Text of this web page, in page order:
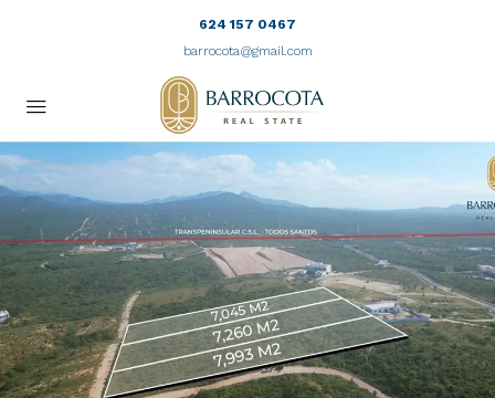
624 157 0467
barrocota@gmail.com